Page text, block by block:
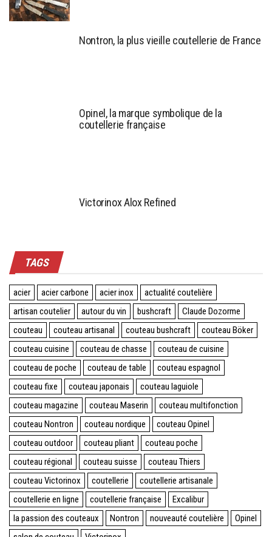
Nontron, la plus vieille coutellerie de France
Opinel, la marque symbolique de la
coutellerie française
Victorinox Alox Refined
TAGS
acier acier carbone acier inox
actualité coutelière
artisan coutelier
autour du vin bushcraft
Claude Dozorme
couteau
couteau artisanal couteau bushcraft
couteau Böker
couteau cuisine
couteau de chasse
couteau de cuisine
couteau de poche
couteau de table
couteau espagnol
couteau fixe
couteau japonais
couteau laguiole
couteau magazine
couteau Maserin
couteau multifonction
couteau Nontron
couteau nordique
couteau Opinel
couteau outdoor
couteau pliant
couteau poche
couteau régional
couteau suisse
couteau Thiers
couteau Victorinox
coutellerie
coutellerie artisanale
coutellerie en ligne
coutellerie française
Excalibur
la passion des couteaux
Nontron nouveauté coutelière
Opinel